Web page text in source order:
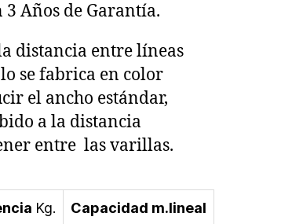
3 Años de Garantía.
distancia entre líneas
se fabrica en color
el ancho estándar,
a la distancia
entre las varillas.
Kg. Capacidad m.lineal